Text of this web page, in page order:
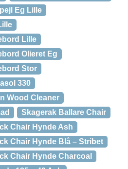
Eg Lille
Lille
Olieret Eg
Stor
330
Wood Cleaner
Skagerak Ballare Chair
Chair Hynde Ash
Chair Hynde Blå – Stribet
Chair Hynde Charcoal